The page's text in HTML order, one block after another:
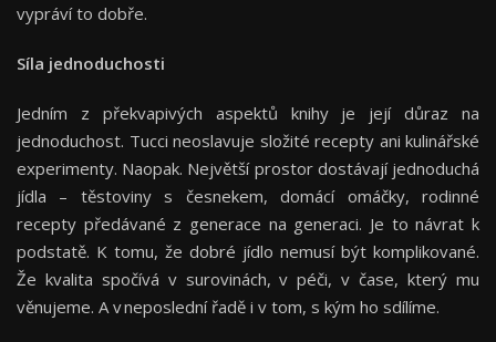
vypráví to dobře.
Síla jednoduchosti
Jedním z překvapivých aspektů knihy je její důraz na
jednoduchost. Tucci neoslavuje složité recepty ani kulinářské
experimenty. Naopak. Největší prostor dostávají jednoduchá
jídla – těstoviny s česnekem, domácí omáčky, rodinné
recepty předávané z generace na generaci. Je to návrat k
podstatě. K tomu, že dobré jídlo nemusí být komplikované.
Že kvalita spočívá v surovinách, v péči, v čase, který mu
věnujeme. A v neposlední řadě i v tom, s kým ho sdílíme.